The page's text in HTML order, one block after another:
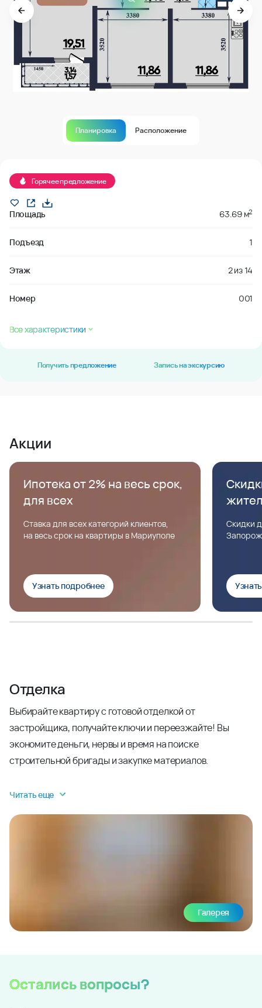
Планировка Расположение
Горячее предложение
Площадь 63.69 м2
Подъезд 1
Этаж 2из14
Номер 001
Все характеристики
Получить предложение Запись на экскурсию
Акции
Ипотека от 2% на весь срок,
для всех
Ставка для всех категорий клиентов,
на весь срок на квартиры в Мариуполе
Узнать подробнее
Скидки
Отделка
Выбирайте квартиру с готовой отделкой от
застройщика, получайте ключи и переезжайте! Вы
экономите деньги, нервы и время на поиске
строительной бригады и закупке материалов.
Читать еще
Галерея
Остались вопросы?